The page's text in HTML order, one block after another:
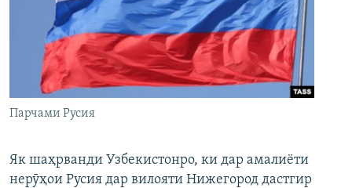
Парчами Русия
Як шаҳрванди Узбекистонро, ки дар амалиёти
нерӯҳои Русия дар вилояти Нижегород дастгир